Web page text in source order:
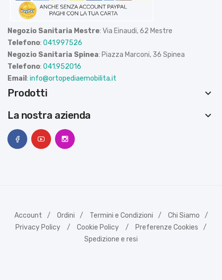
Negozio Sanitaria Mestre: Via Einaudi, 62 Mestre
Telefono: 041.997526
Negozio Sanitaria Spinea: Piazza Marconi, 36 Spinea
Telefono: 041.952016
Email : info@ortopediaemobilita.it
Prodotti
keyboard_arrow_down
La nostra azienda
keyboard_arrow_down
Account Ordini Termini e Condizioni
Chi Siamo
Privacy Policy
Cookie Policy
Preferenze Cookies
Spedizione e resi